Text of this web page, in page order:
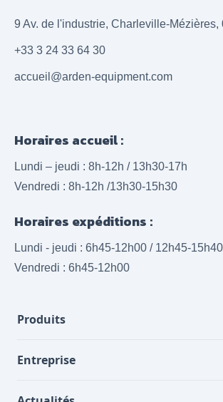
9 Av. de l'industrie, Charleville-Mézières,
+33 3 24 33 64 30
accueil@arden-equipment.com
Horaires accueil :
Lundi – jeudi : 8h-12h / 13h30-17h
Vendredi : 8h-12h /13h30-15h30
Horaires expéditions :
Lundi - jeudi : 6h45-12h00 / 12h45-15h40
Vendredi : 6h45-12h00
Produits
Entreprise